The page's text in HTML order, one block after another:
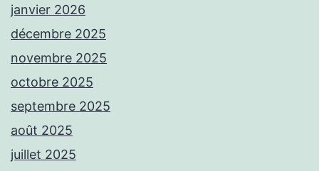
janvier 2026
décembre 2025
novembre 2025
octobre 2025
septembre 2025
août 2025
juillet 2025